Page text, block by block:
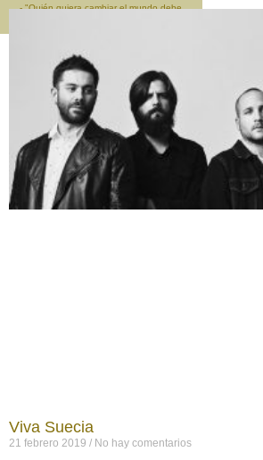
- "Quién quiera cambiar el mundo debe
Viva Suecia
21 febrero 2019 No hay comentarios